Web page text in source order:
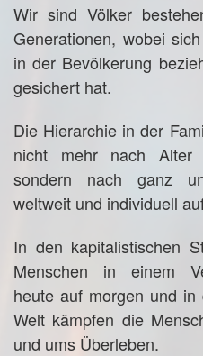
Wir sind Völker
Generationen, wobei
in der Bevölkerung
gesichert hat.
Die Hierarchie in der
nicht mehr nach Alter
sondern nach ganz
weltweit und individuell
In den kapitalistischen
Menschen in einem
heute auf morgen und
Welt kämpfen die
und ums Überleben.